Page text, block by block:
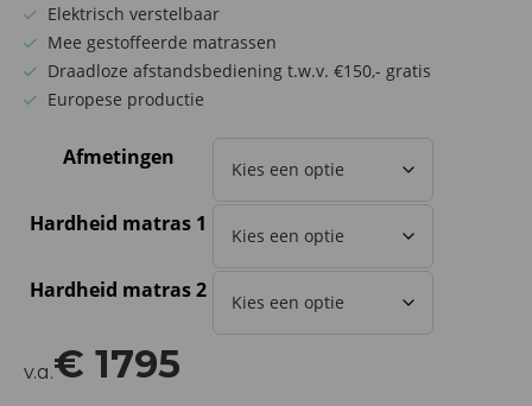
Elektrisch verstelbaar
Mee gestoffeerde matrassen
Draadloze afstandsbediening t.w.v. €150,- gratis
Europese productie
Afmetingen
Hardheid matras 1
Hardheid matras 2
v.a.€ 1795